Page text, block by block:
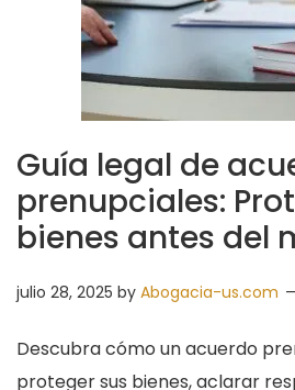
Guía legal de
prenupciales:
bienes antes del
julio 28, 2025 by Abogacia-us.com
Descubra cómo un acuerdo
proteger sus bienes, aclarar